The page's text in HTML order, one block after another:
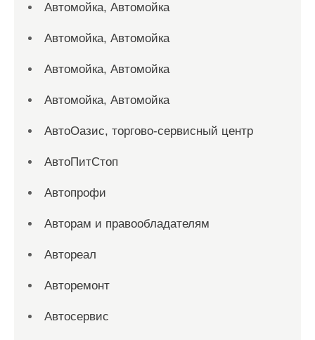
Автомойка, Автомойка
Автомойка, Автомойка
Автомойка, Автомойка
Автомойка, Автомойка
АвтоОазис, торгово-сервисный центр
АвтоПитСтоп
Автопрофи
Авторам и правообладателям
Автореал
Авторемонт
Автосервис